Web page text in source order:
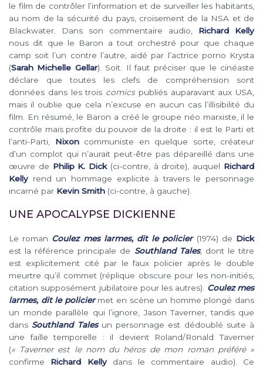
le film de contrôler l’information et de surveiller les habitants,
au nom de la sécurité du pays, croisement de la NSA et de
Blackwater. Dans son commentaire audio, Richard Kelly
nous dit que le Baron a tout orchestré pour que chaque
camp soit l’un contre l’autre, aidé par l’actrice porno Krysta
(Sarah Michelle Gellar). Soit. Il faut préciser que le cinéaste
déclare que toutes les clefs de compréhension sont
données dans les trois comics publiés auparavant aux USA,
mais il oublie que cela n’excuse en aucun cas l’illisibilité du
film. En résumé, le Baron a créé le groupe néo marxiste, il le
contrôle mais profite du pouvoir de la droite : il est le Parti et
l’anti-Parti,
Nixoncommuniste en quelque sorte, créateur
d’un complot qui n’aurait peut-être pas dépareillé dans une
œuvre de Philip K. Dick(ci-contre, à droite), auquel Richard
Kelly rend un hommage explicite à travers le personnage
incarné par Kevin Smith (ci-contre, à gauche).
UNE APOCALYPSE DICKIENNE
Le roman Coulez mes larmes, dit le policier(1974) de Dick
est la référence principale de Southland Tales, dont le titre
est explicitement cité par le faux policier après le double
meurtre qu’il commet (réplique obscure pour les non-initiés,
citation supposément jubilatoire pour les autres). Coulez mes
larmes, dit le policiermet en scène un homme plongé dans
un monde parallèle qui l’ignore, Jason Taverner, tandis que
dans Southland Talesun personnage est dédoublé suite à
une faille temporelle : il devient Roland/Ronald Taverner
(« Taverner est le nom du héros de mon roman préféré »
confirme Richard Kellydans le commentaire audio). Ce